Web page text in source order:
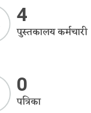
4
पुस्तकालय कर्मचारी
0
पत्रिका